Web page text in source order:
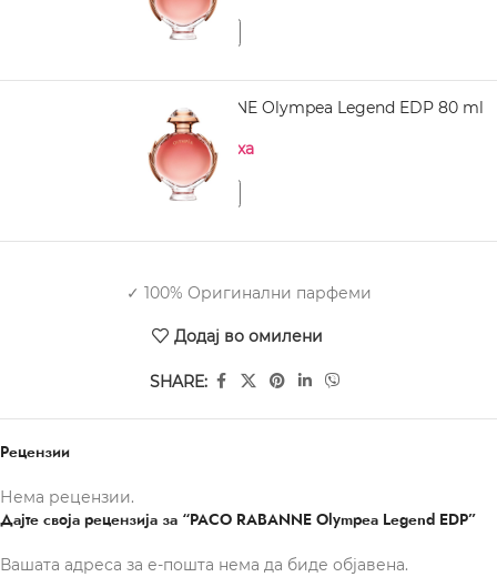
PACO RABANNE Olympea Legend EDP 80 ml
Нема на залиха
✓ 100% Оригинални парфеми
Додај во омилени
SHARE:
Рецензии
Нема рецензии.
Дајте своја рецензија за “PACO RABANNE Olympea Legend EDP”
Вашата адреса за е-пошта нема да биде објавена.